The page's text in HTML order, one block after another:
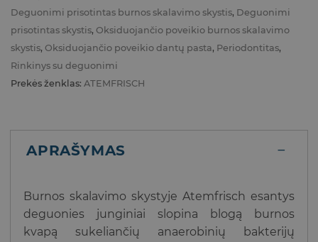
Deguonimi prisotintas burnos skalavimo skystis, Deguonimi
prisotintas skystis, Oksiduojančio poveikio burnos skalavimo
skystis, Oksiduojančio poveikio dantų pasta, Periodontitas,
Rinkinys su deguonimi
Prekės ženklas: ATEMFRISCH
APRAŠYMAS
Burnos skalavimo skystyje Atemfrisch esantys
deguonies junginiai slopina blogą burnos
kvapą sukeliančių anaerobinių bakterijų